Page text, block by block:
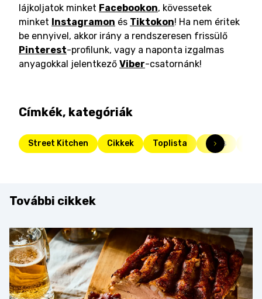
lájkoljatok minket Facebookon, kövessetek
minket Instagramon és Tiktokon! Ha nem éritek
be ennyivel, akkor irány a rendszeresen frissülő
Pinterest-profilunk, vagy a naponta izgalmas
anyagokkal jelentkező Viber-csatornánk!
Címkék, kategóriák
Street Kitchen Cikkek Toplista Friss
További cikkek